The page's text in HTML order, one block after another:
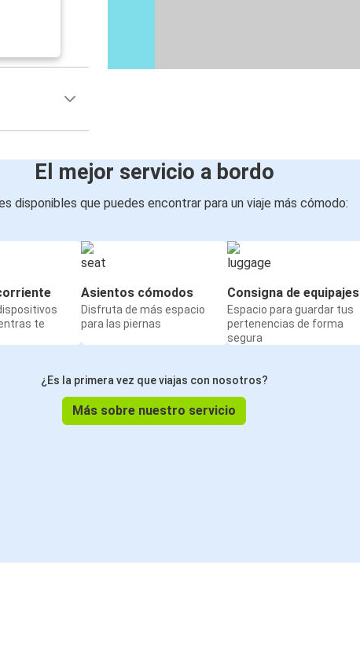
El mejor servicio a bordo
disponibles que puedes encontrar para un viaje más cómodo:
te
Asientos cómodos
Disfruta de más espacio
para las piernas
Consigna de equipajes
Espacio para guardar tus
pertenencias de forma
segura
¿Es la primera vez que viajas con nosotros?
Más sobre nuestro servicio